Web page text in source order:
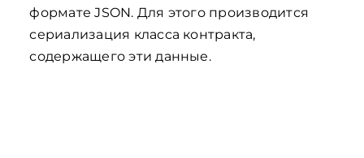
формате JSON. Для этого производится
сериализация класса контракта,
содержащего эти данные.